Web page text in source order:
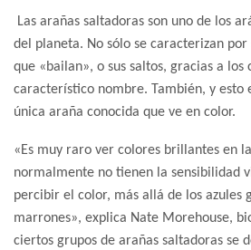
Las arañas saltadoras son uno de los
del planeta. No sólo se caracterizan por
que «bailan», o sus saltos, gracias a los
característico nombre. También, y esto
única araña conocida que ve en color.
«Es muy raro ver colores brillantes en
normalmente no tienen la sensibilidad
percibir el color, más allá de los azules
marrones», explica Nate Morehouse,
ciertos grupos de arañas saltadoras se